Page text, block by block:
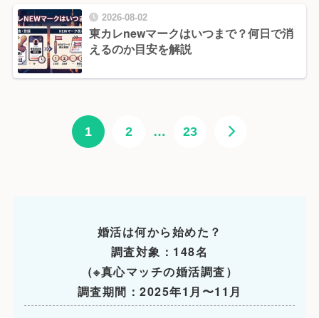
2026-08-02
東カレnewマークはいつまで？何日で消
えるのか目安を解説
1 2 … 23
婚活は何から始めた？
調査対象：148名
（※真心マッチの婚活調査）
調査期間：2025年1月〜11月